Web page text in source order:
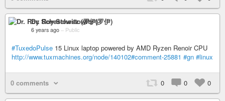
Dr. Roy Schestowitz (罗伊)
6 years ago – Public
#TuxedoPulse 15 Linux laptop powered by AMD Ryzen Renoir CPU
http://www.tuxmachines.org/node/140102#comment-25881 #gn #linux
0 comments 0 0 0